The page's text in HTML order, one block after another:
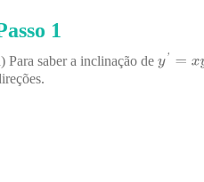
1
Para saber a inclinação de